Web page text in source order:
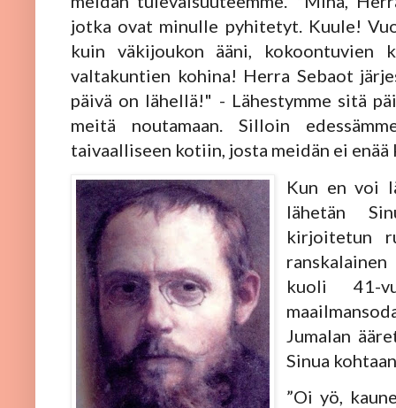
jotka ovat minulle pyhitetyt. Kuule!
kuin väkijoukon ääni, kokoontuvien
valtakuntien kohina! Herra Sebaot
päivä on lähellä!" - Lähestymme sitä
meitä noutamaan. Silloin
taivaalliseen kotiin, josta meidän ei
Kun en voi
lähetän
kirjoitetun
kuoli 41-
Jumalan
Sinua
”Oi yö,